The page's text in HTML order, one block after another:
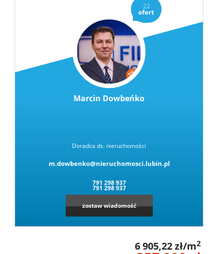
22
ofert
Marcin Dowbeńko
Doradca ds. nieruchomości
m.dowbenko@nieruchomosci.lubin.pl
791 298 937
791 298 937
zostaw wiadomość
6 905,22 zł/m2